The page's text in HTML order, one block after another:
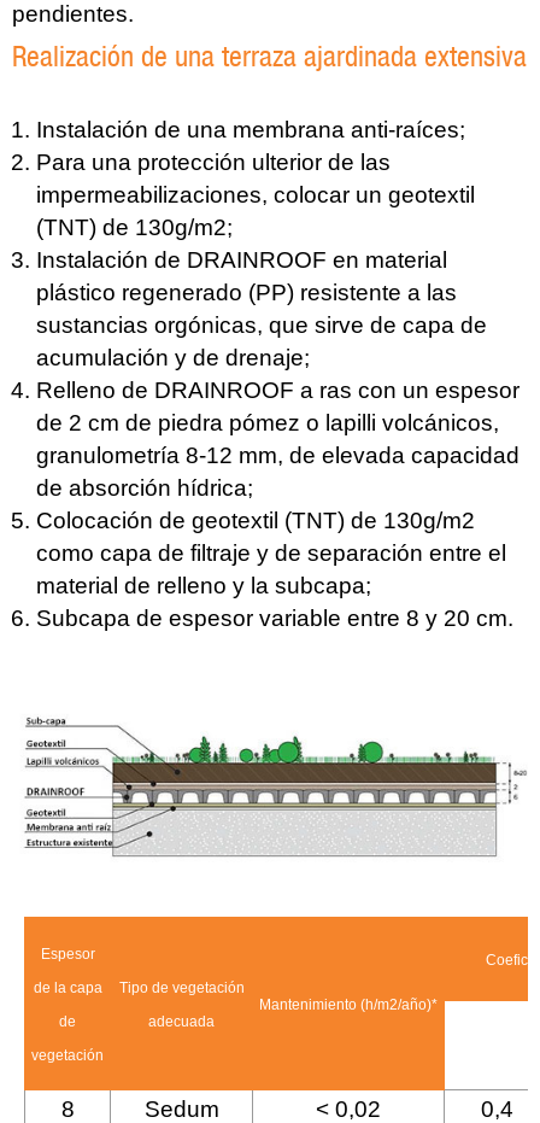
pendientes.
Realización de una terraza ajardinada extensiva
Instalación de una membrana anti-raíces;
Para una protección ulterior de las
impermeabilizaciones, colocar un geotextil
(TNT) de 130g/m2;
Instalación de DRAINROOF en material
plástico regenerado (PP) resistente a las
sustancias orgónicas, que sirve de capa de
acumulación y de drenaje;
Relleno de DRAINROOF a ras con un espesor
de 2 cm de piedra pómez o lapilli volcánicos,
granulometría 8-12 mm, de elevada capacidad
de absorción hídrica;
Colocación de geotextil (TNT) de 130g/m2
como capa de filtraje y de separación entre el
material de relleno y la subcapa;
Subcapa de espesor variable entre 8 y 20 cm.
Espesor
de la capa
de
vegetación
Tipo de vegetación
adecuada
Mantenimiento (h/m2/año)*
8 Sedum < 0,02 0,4